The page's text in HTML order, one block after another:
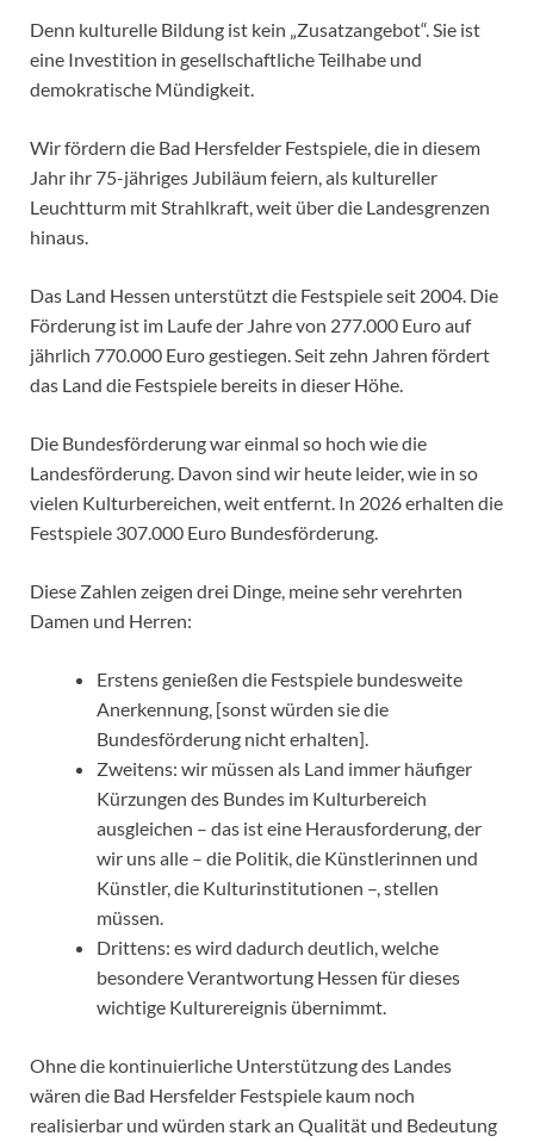
Denn kulturelle Bildung ist kein „Zusatzangebot“. Sie ist
eine Investition in gesellschaftliche Teilhabe und
demokratische Mündigkeit.
Wir fördern die Bad Hersfelder Festspiele, die in diesem
Jahr ihr 75-jähriges Jubiläum feiern, als kultureller
Leuchtturm mit Strahlkraft, weit über die Landesgrenzen
hinaus.
Das Land Hessen unterstützt die Festspiele seit 2004. Die
Förderung ist im Laufe der Jahre von 277.000 Euro auf
jährlich 770.000 Euro gestiegen. Seit zehn Jahren fördert
das Land die Festspiele bereits in dieser Höhe.
Die Bundesförderung war einmal so hoch wie die
Landesförderung. Davon sind wir heute leider, wie in so
vielen Kulturbereichen, weit entfernt. In 2026 erhalten die
Festspiele 307.000 Euro Bundesförderung.
Diese Zahlen zeigen drei Dinge, meine sehr verehrten
Damen und Herren:
Erstens genießen die Festspiele bundesweite
Anerkennung, [sonst würden sie die
Bundesförderung nicht erhalten].
Zweitens: wir müssen als Land immer häufiger
Kürzungen des Bundes im Kulturbereich
ausgleichen – das ist eine Herausforderung, der
wir uns alle – die Politik, die Künstlerinnen und
Künstler, die Kulturinstitutionen –, stellen
müssen.
Drittens: es wird dadurch deutlich, welche
besondere Verantwortung Hessen für dieses
wichtige Kulturereignis übernimmt.
Ohne die kontinuierliche Unterstützung des Landes
wären die Bad Hersfelder Festspiele kaum noch
realisierbar und würden stark an Qualität und Bedeutung